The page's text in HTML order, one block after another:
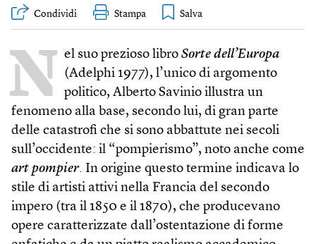
Condividi Stampa
N el suo prezioso libro Sorte dell’Europa
(Adelphi 1977), l’unico di argomento
politico, Alberto Savinio illustra un
fenomeno alla base, secondo lui, di gran parte
delle catastrofi che si sono abbattute nei secoli
sull’occidente: il “pompierismo”, noto anche come
art pompier. In origine questo termine indicava lo
stile di artisti attivi nella Francia del secondo
impero (tra il 1850 e il 1870), che producevano
opere caratterizzate dall’ostentazione di forme